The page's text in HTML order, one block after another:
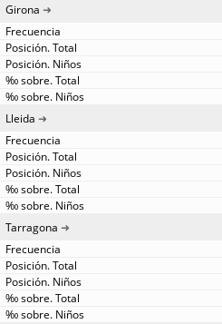
Girona
Lleida
Tarragona